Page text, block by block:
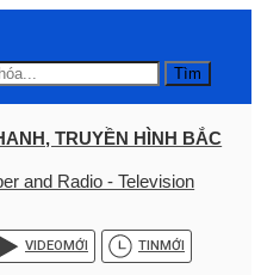
Tìm
TRUYỀN HÌNH BẮC
and Radio - Television
VIDEOMỚI TINMỚI